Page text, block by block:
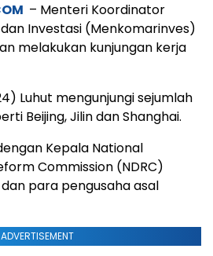
– Menteri Koordinator
Investasi (Menkomarinves)
melakukan kunjungan kerja
Luhut mengunjungi sejumlah
Beijing, Jilin dan Shanghai.
Kepala National
Commission (NDRC)
dan para pengusaha asal
ADVERTISEMENT